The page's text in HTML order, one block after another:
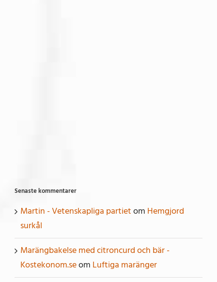
Senaste kommentarer
Martin - Vetenskapliga partietom Hemgjord
surkål
Marängbakelse med citroncurd och bär -
Kostekonom.seom Luftiga maränger